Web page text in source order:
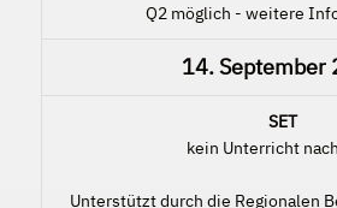
Q2 möglich - weitere
14. September
SET
kein Unterricht
Unterstützt durch die Regionalen